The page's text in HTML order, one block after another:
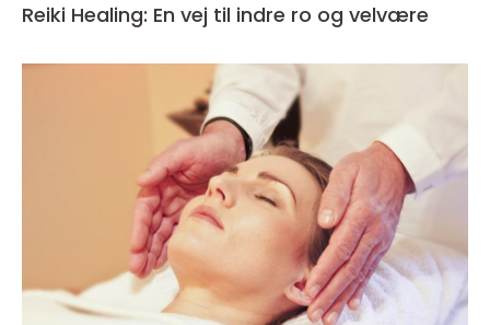
Reiki Healing: En vej til indre ro og velvære